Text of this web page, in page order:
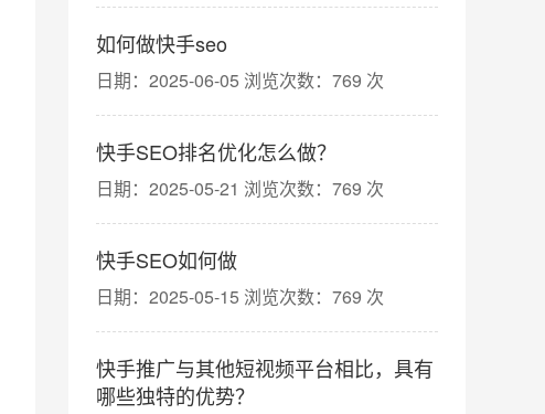
如何做快手seo
日期：2025-06-05 浏览次数：769 次
快手SEO排名优化怎么做？
日期：2025-05-21 浏览次数：769 次
快手SEO如何做
日期：2025-05-15 浏览次数：769 次
快手推广与其他短视频平台相比，具有
哪些独特的优势？